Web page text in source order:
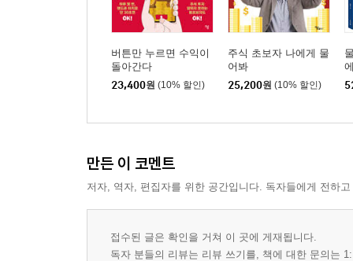
버튼만 누르면 수익이
돌아간다
23,400원 (10% 할인)
주식 초보자 나에게 물
어봐
25,200원 (10% 할인)
만든 이 코멘트
저자, 역자, 편집자를 위한 공간입니다. 독자들에게 전하
접수된 글은 확인을 거쳐 이 곳에 게재됩니다.
독자 분들의 리뷰는 리뷰 쓰기를, 책에 대한 문의는